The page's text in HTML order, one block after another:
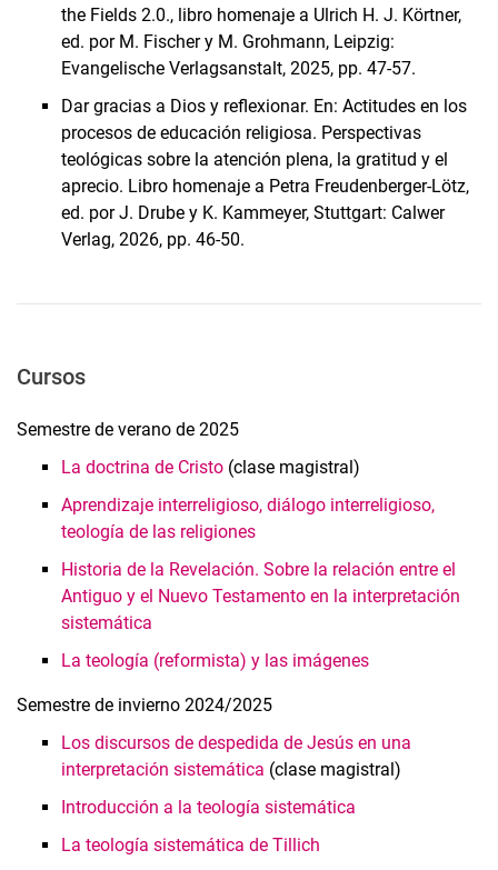
the Fields 2.0., libro homenaje a Ulrich H. J. Körtner,
ed. por M. Fischer y M. Grohmann, Leipzig:
Evangelische Verlagsanstalt, 2025, pp. 47-57.
Dar gracias a Dios y reflexionar. En: Actitudes en los
procesos de educación religiosa. Perspectivas
teológicas sobre la atención plena, la gratitud y el
aprecio. Libro homenaje a Petra Freudenberger-Lötz,
ed. por J. Drube y K. Kammeyer, Stuttgart: Calwer
Verlag, 2026, pp. 46-50.
Cursos
Semestre de verano de 2025
La doctrina de Cristo (clase magistral)
Aprendizaje interreligioso, diálogo interreligioso,
teología de las religiones
Historia de la Revelación. Sobre la relación entre el
Antiguo y el Nuevo Testamento en la interpretación
sistemática
La teología (reformista) y las imágenes
Semestre de invierno 2024/2025
Los discursos de despedida de Jesús en una
interpretación sistemática (clase magistral)
Introducción a la teología sistemática
La teología sistemática de Tillich